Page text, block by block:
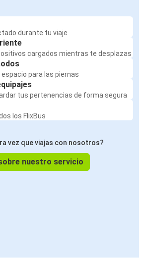
durante tu viaje
cargados mientras te desplazas
para las piernas
tus pertenencias de forma segura
los FlixBus
vez que viajas con nosotros?
nuestro servicio